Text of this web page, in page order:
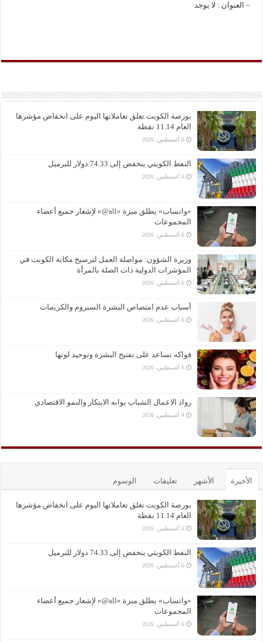
– العنوان : لا يوجد
بورصة الكويت تغلق تعاملاتها اليوم على انخفاض مؤشرها
العام 11.14 نقطة
6 أغسطس، 2026
النفط الكويتي ينخفض إلى 74.33 دولار للبرميل
6 أغسطس، 2026
«واتساب» يطلق ميزة «all@» لإشعار جميع أعضاء
المجموعات
6 أغسطس، 2026
وزيرة الشؤون: مواصلة العمل لترسيخ مكانة الكويت في
المؤشرات الدولية ذات الصلة بالمرأة
6 أغسطس، 2026
أسباب عدم امتصاص البشرة السيروم والكريمات
6 أغسطس، 2026
فواكه تساعد على تفتيح البشرة وتوحيد لونها
6 أغسطس، 2026
رواد الاعمال الشباب بوابه الابتكار والنمو الاقتصادي
4 أغسطس، 2026
الأخيرة الأشهر تعليقات الوسوم
بورصة الكويت تغلق تعاملاتها اليوم على انخفاض مؤشرها
العام 11.14 نقطة
6 أغسطس، 2026
النفط الكويتي ينخفض إلى 74.33 دولار للبرميل
6 أغسطس، 2026
«واتساب» يطلق ميزة «all@» لإشعار جميع أعضاء
المجموعات
6 أغسطس، 2026